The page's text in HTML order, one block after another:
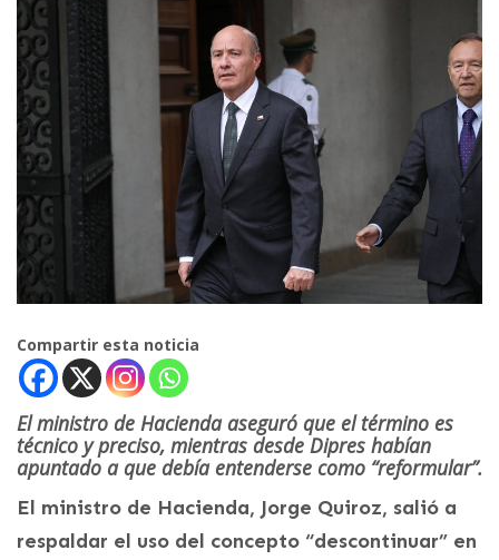
Compartir esta noticia
El ministro de Hacienda aseguró que el término es
técnico y preciso, mientras desde Dipres habían
apuntado a que debía entenderse como “reformular”.
El ministro de Hacienda, Jorge Quiroz, salió a
respaldar el uso del concepto “descontinuar” en